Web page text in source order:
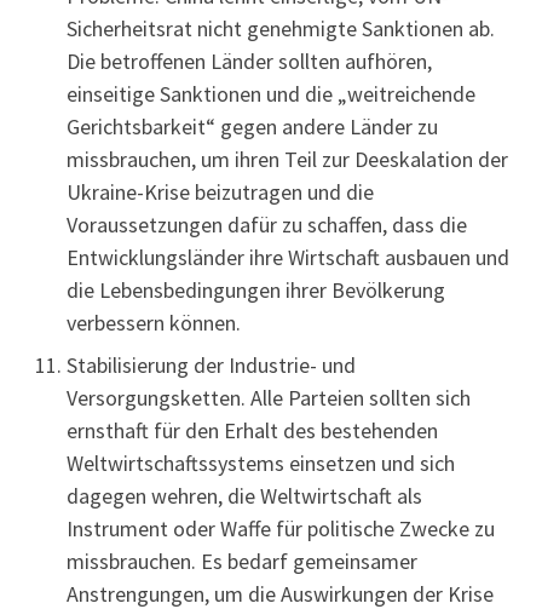
Sicherheitsrat nicht genehmigte Sanktionen ab.
Die betroffenen Länder sollten aufhören,
einseitige Sanktionen und die „weitreichende
Gerichtsbarkeit“ gegen andere Länder zu
missbrauchen, um ihren Teil zur Deeskalation der
Ukraine-Krise beizutragen und die
Voraussetzungen dafür zu schaffen, dass die
Entwicklungsländer ihre Wirtschaft ausbauen und
die Lebensbedingungen ihrer Bevölkerung
verbessern können.
Stabilisierung der Industrie- und
Versorgungsketten. Alle Parteien sollten sich
ernsthaft für den Erhalt des bestehenden
Weltwirtschaftssystems einsetzen und sich
dagegen wehren, die Weltwirtschaft als
Instrument oder Waffe für politische Zwecke zu
missbrauchen. Es bedarf gemeinsamer
Anstrengungen, um die Auswirkungen der Krise